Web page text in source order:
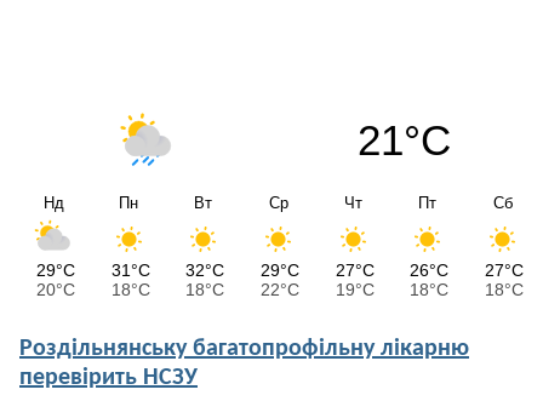
21°C
Нд
29°C
20°C
Пн
31°C
18°C
Вт
32°C
18°C
Ср
29°C
22°C
Чт
27°C
19°C
Пт
26°C
18°C
Сб
27°C
18°C
Роздільнянську багатопрофільну лікарню
перевірить НСЗУ